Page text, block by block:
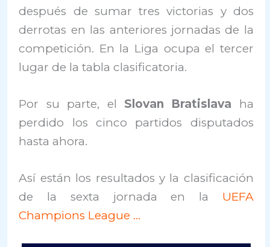
después de sumar tres victorias y dos
derrotas en las anteriores jornadas de la
competición. En la Liga ocupa el tercer
lugar de la tabla clasificatoria.
Por su parte, el Slovan Bratislava ha
perdido los cinco partidos disputados
hasta ahora.
Así están los resultados y la clasificación
de la sexta jornada en la UEFA
Champions League …